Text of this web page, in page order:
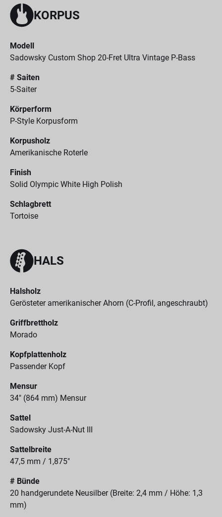
KORPUS
Modell
Sadowsky Custom Shop 20-Fret Ultra Vintage P-Bass
# Saiten
5-Saiter
Körperform
P-Style Korpusform
Korpusholz
Amerikanische Roterle
Finish
Solid Olympic White High Polish
Schlagbrett
Tortoise
HALS
Halsholz
Gerösteter amerikanischer Ahorn (C-Profil, angeschraubt)
Griffbrettholz
Morado
Kopfplattenholz
Passender Kopf
Mensur
34" (864 mm) Mensur
Sattel
Sadowsky Just-A-Nut III
Sattelbreite
47,5 mm / 1,875"
# Bünde
20 handgerundete Neusilber (Breite: 2,4 mm / Höhe: 1,3
mm)